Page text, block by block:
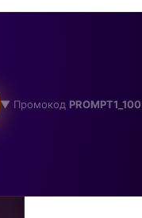
▼ Промокод PROMPT1_100